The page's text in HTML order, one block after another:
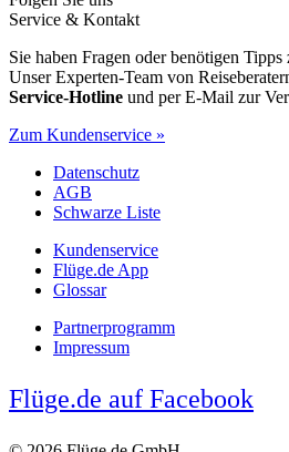
Service & Kontakt
Sie haben Fragen oder benötigen
Unser Experten-Team von
Service-Hotline und per E-Mail zur
Zum Kundenservice »
Datenschutz
AGB
Schwarze Liste
Kundenservice
Flüge.de App
Glossar
Partnerprogramm
Impressum
Flüge.de auf Facebook